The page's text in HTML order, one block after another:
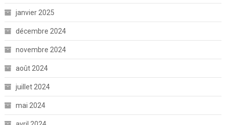
janvier 2025
décembre 2024
novembre 2024
août 2024
juillet 2024
mai 2024